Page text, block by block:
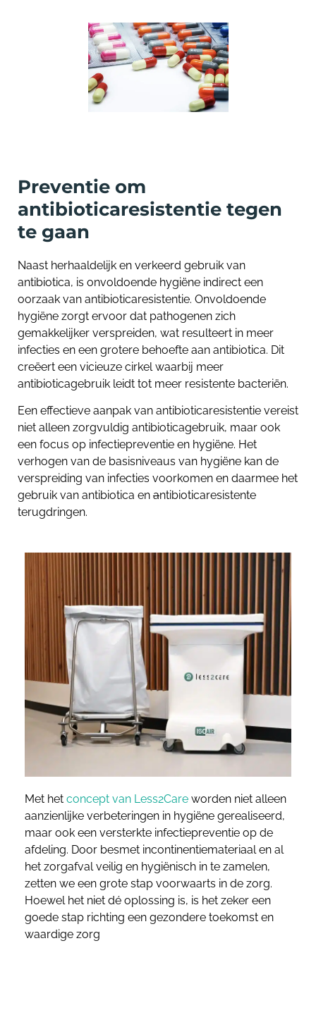
Preventie om
antibioticaresistentie tegen
te gaan
Naast herhaaldelijk en verkeerd gebruik van
antibiotica, is onvoldoende hygiëne indirect een
oorzaak van antibioticaresistentie. Onvoldoende
hygiëne zorgt ervoor dat pathogenen zich
gemakkelijker verspreiden, wat resulteert in meer
infecties en een grotere behoefte aan antibiotica. Dit
creëert een vicieuze cirkel waarbij meer
antibioticagebruik leidt tot meer resistente bacteriën.
Een effectieve aanpak van antibioticaresistentie vereist
niet alleen zorgvuldig antibioticagebruik, maar ook
een focus op infectiepreventie en hygiëne. Het
verhogen van de basisniveaus van hygiëne kan de
verspreiding van infecties voorkomen en daarmee het
gebruik van antibiotica en antibioticaresistente
terugdringen.
Met het concept van Less2Care worden niet alleen
aanzienlijke verbeteringen in hygiëne gerealiseerd,
maar ook een versterkte infectiepreventie op de
afdeling. Door besmet incontinentiemateriaal en al
het zorgafval veilig en hygiënisch in te zamelen,
zetten we een grote stap voorwaarts in de zorg.
Hoewel het niet dé oplossing is, is het zeker een
goede stap richting een gezondere toekomst en
waardige zorg